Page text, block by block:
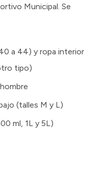
Municipal. Se
a 44) y ropa interior
tipo)
(talles M y L)
ml, 1L y 5L)